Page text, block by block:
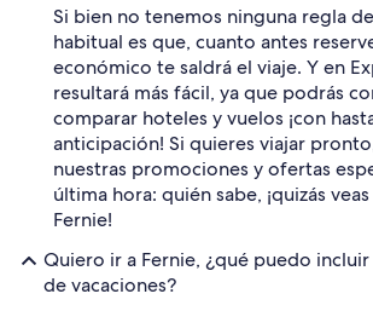
Si bien no tenemos ninguna regla
habitual es que, cuanto antes
económico te saldrá el viaje. Y en
resultará más fácil, ya que podrás
comparar hoteles y vuelos ¡con
anticipación! Si quieres viajar
nuestras promociones y ofertas
última hora: quién sabe, ¡quizás
Fernie!
Quiero ir a Fernie, ¿qué puedo
de vacaciones?